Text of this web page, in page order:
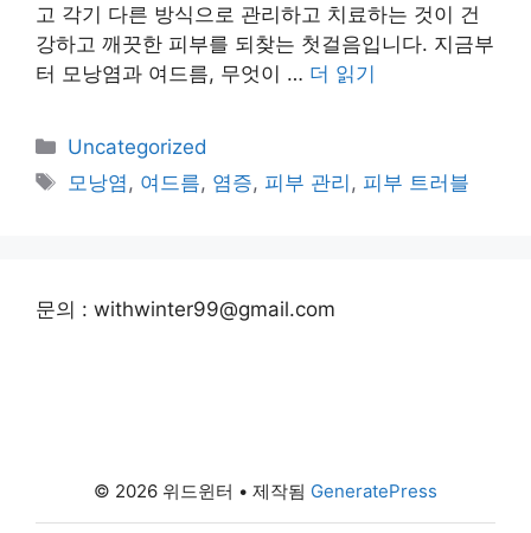
고 각기 다른 방식으로 관리하고 치료하는 것이 건
강하고 깨끗한 피부를 되찾는 첫걸음입니다. 지금부
터 모낭염과 여드름, 무엇이 … 더 읽기
카
테
Uncategorized
태
모낭염 , 여드름, 염증, 피부 관리 , 피부 트러블
문의 : withwinter99@gmail.com
© 2026 위드윈터 • 제작됨 GeneratePress